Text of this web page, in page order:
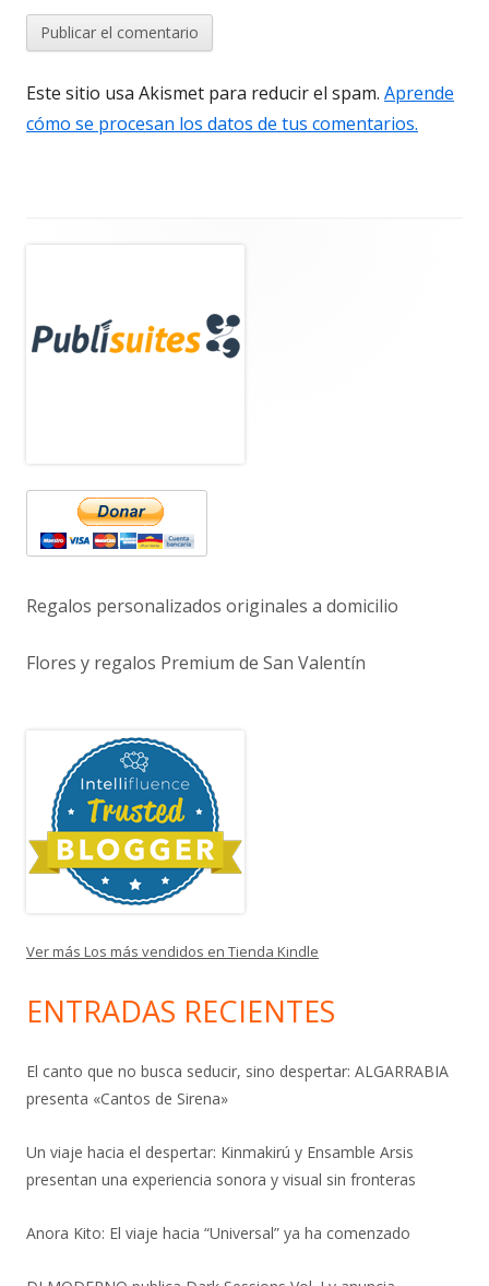
Este sitio usa Akismet para reducir el spam. Aprende
cómo se procesan los datos de tus comentarios.
lateral
principal
Regalos personalizados originales a domicilio
Flores y regalos Premium de San Valentín
Ver más Los más vendidos en Tienda Kindle
ENTRADAS RECIENTES
El canto que no busca seducir, sino despertar: ALGARRABIA
presenta «Cantos de Sirena»
Un viaje hacia el despertar: Kinmakirú y Ensamble Arsis
presentan una experiencia sonora y visual sin fronteras
Anora Kito: El viaje hacia “Universal” ya ha comenzado